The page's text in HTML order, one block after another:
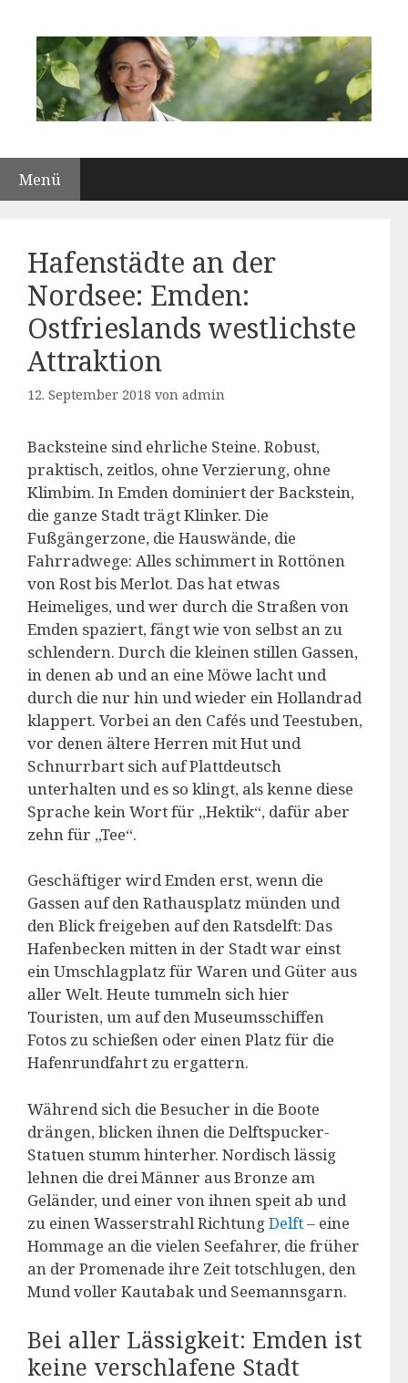
Inhalt
springen
Menü
Hafenstädte an der
Nordsee: Emden:
Ostfrieslands westlichste
Attraktion
12. September 2018 von admin
Backsteine sind ehrliche Steine. Robust,
praktisch, zeitlos, ohne Verzierung, ohne
Klimbim. In Emden dominiert der Backstein,
die ganze Stadt trägt Klinker. Die
Fußgängerzone, die Hauswände, die
Fahrradwege: Alles schimmert in Rottönen
von Rost bis Merlot. Das hat etwas
Heimeliges, und wer durch die Straßen von
Emden spaziert, fängt wie von selbst an zu
schlendern. Durch die kleinen stillen Gassen,
in denen ab und an eine Möwe lacht und
durch die nur hin und wieder ein Hollandrad
klappert. Vorbei an den Cafés und Teestuben,
vor denen ältere Herren mit Hut und
Schnurrbart sich auf Plattdeutsch
unterhalten und es so klingt, als kenne diese
Sprache kein Wort für „Hektik“, dafür aber
zehn für „Tee“.
Geschäftiger wird Emden erst, wenn die
Gassen auf den Rathausplatz münden und
den Blick freigeben auf den Ratsdelft: Das
Hafenbecken mitten in der Stadt war einst
ein Umschlagplatz für Waren und Güter aus
aller Welt. Heute tummeln sich hier
Touristen, um auf den Museumsschiffen
Fotos zu schießen oder einen Platz für die
Hafenrundfahrt zu ergattern.
Während sich die Besucher in die Boote
drängen, blicken ihnen die Delftspucker-
Statuen stumm hinterher. Nordisch lässig
lehnen die drei Männer aus Bronze am
Geländer, und einer von ihnen speit ab und
zu einen Wasserstrahl RichtungDelft– eine
Hommage an die vielen Seefahrer, die früher
an der Promenade ihre Zeit totschlugen, den
Mund voller Kautabak und Seemannsgarn.
Bei aller Lässigkeit: Emden ist
keine verschlafene Stadt